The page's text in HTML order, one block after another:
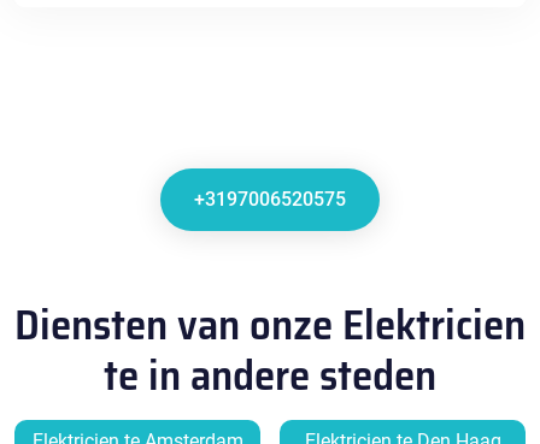
+3197006520575
Diensten van onze Elektricien
te in andere steden